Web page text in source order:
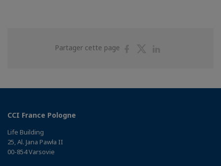
Partager cette page
PartagerPartager
CCI France Pologne
Life Building
25, Al. Jana Pawła II
00-854 Varsovie